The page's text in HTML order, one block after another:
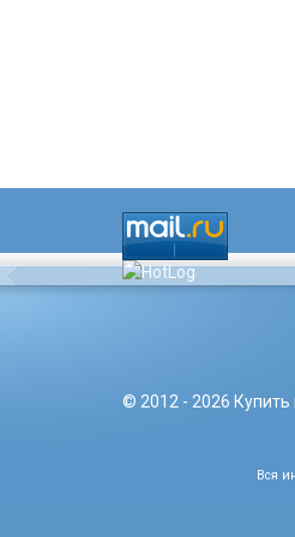
© 2012 - 2026
Вся